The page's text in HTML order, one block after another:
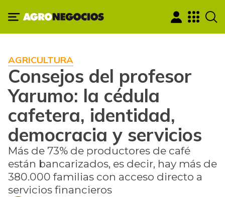
AGRICULTURA
Consejos del profesor
Yarumo: la cédula
cafetera, identidad,
democracia y servicios
Más de 73% de productores de café
están bancarizados, es decir, hay más de
380.000 familias con acceso directo a
servicios financieros